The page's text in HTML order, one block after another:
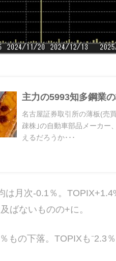
主力の5993知多鋼業
名古屋証券取引所の薄板(売
疎株｣の自動車部品メーカー
えるだろうか･･･
は月次-0.1％。
ばないものの+に。
もの下落。TOPIXも⁻2.3